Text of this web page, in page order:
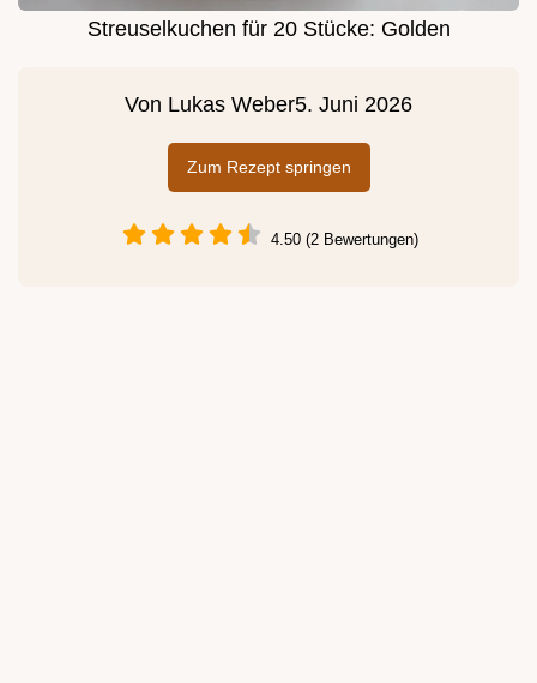
Streuselkuchen für 20 Stücke: Golden
Von Lukas Weber5. Juni 2026
Zum Rezept springen
4.50 (2 Bewertungen)